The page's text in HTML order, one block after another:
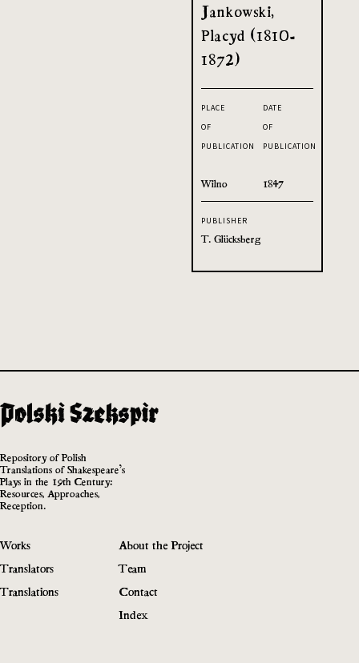
Jankowski,
Placyd (1810-
1872)
PLACE
OF
PUBLICATION
Wilno
DATE
OF
PUBLICATION
1847
PUBLISHER
T. Glücksberg
Repository of Polish
Translations of Shakespeare’s
Plays in the 19th Century:
Resources, Approaches,
Reception.
Works
Translators
Translations
About the Project
Team
Contact
Index